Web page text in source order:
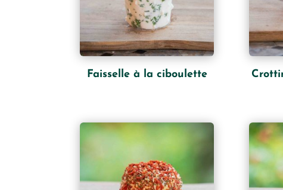
Faisselle à la ciboulette